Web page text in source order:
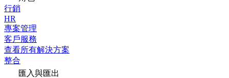
行銷
HR
專案管理
客戶服務
查看所有解決方案
整合
匯入與匯出